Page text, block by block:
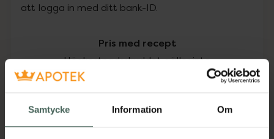
Samtycke Information Om
att logga in med ditt bank-ID.
Pris med recept
Högkostnadsskyddet gäller inte
2679 kr
I apotek:2679 kr